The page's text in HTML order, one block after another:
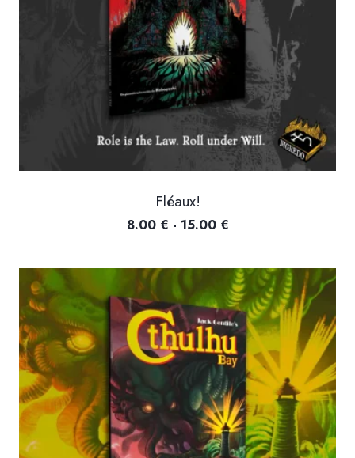
Fléaux!
8.00 € - 15.00 €Fascia
prezzo:
da
8.00 €
a
15.00 €